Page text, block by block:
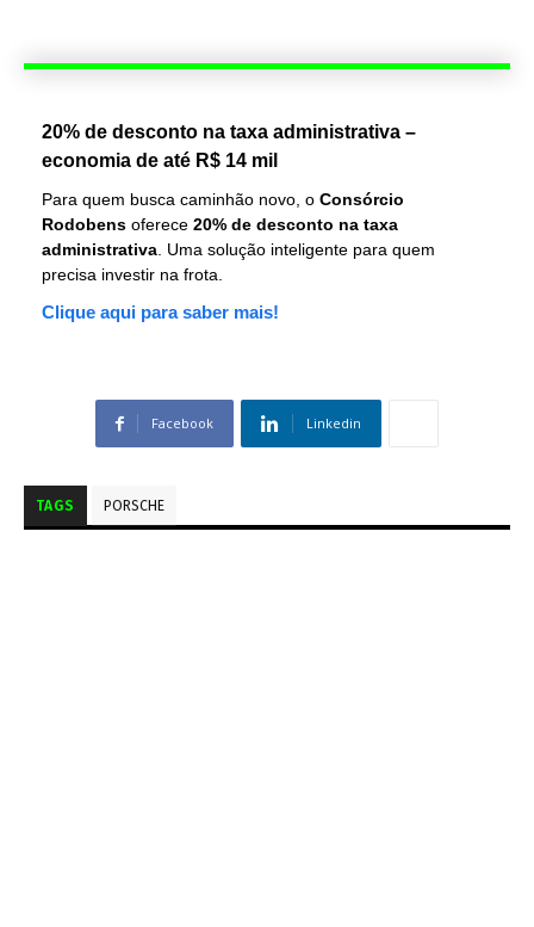
20% de desconto na taxa administrativa –
economia de até R$ 14 mil
Para quem busca caminhão novo, o Consórcio
Rodobens oferece 20% de desconto na taxa
administrativa . Uma solução inteligente para quem
precisa investir na frota.
Clique aqui para saber mais!
Facebook Linkedin
TAGS PORSCHE